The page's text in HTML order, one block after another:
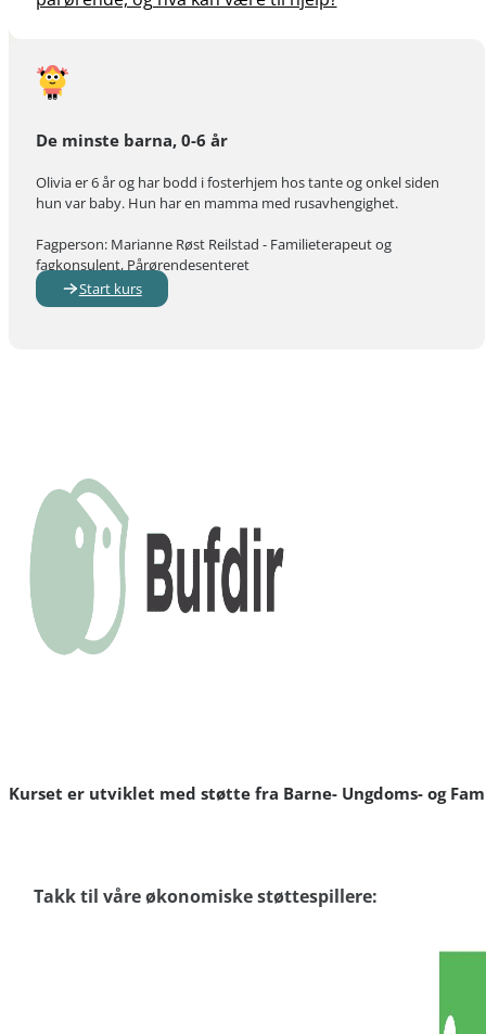
De minste barna, 0-6 år
Olivia er 6 år og har bodd i fosterhjem hos tante og onkel siden
hun var baby. Hun har en mamma med rusavhengighet.
Fagperson: Marianne Røst Reilstad - Familieterapeut og
fagkonsulent, Pårørendesenteret
Start kurs
Kurset er utviklet med støtte fra Barne- Ungdoms- og
Takk til våre økonomiske støttespillere: